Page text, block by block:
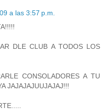
a las 3:57 p.m.
DLE CLUB A TODOS LOS
CONSOLADORES A TU
JAJAJAJUUJAJAJ!!!